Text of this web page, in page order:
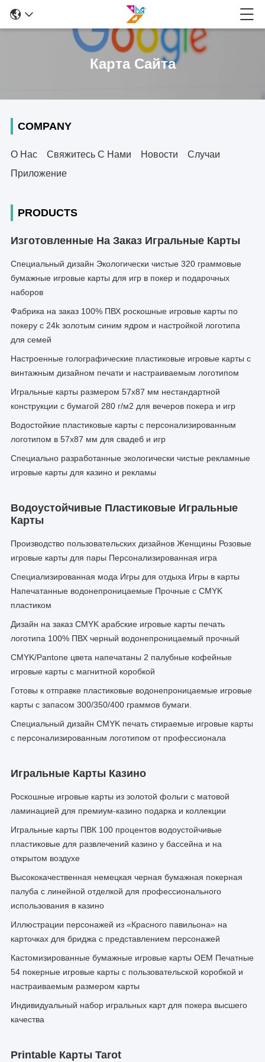
Карта Сайта
COMPANY
О Нас Свяжитесь С Нами Новости
Случаи
Приложение
PRODUCTS
Изготовленные На Заказ Игральные Карты
Специальный дизайн Экологически чистые 320 граммовые
бумажные игровые карты для игр в покер и подарочных
наборов
Фабрика на заказ 100% ПВХ роскошные игровые карты по
покеру с 24k золотым синим ядром и настройкой логотипа
для семей
Настроенные голографические пластиковые игровые карты с
винтажным дизайном печати и настраиваемым логотипом
Игральные карты размером 57x87 мм нестандартной
конструкции с бумагой 280 г/м2 для вечеров покера и игр
Водостойкие пластиковые карты с персонализированным
логотипом в 57x87 мм для свадеб и игр
Специально разработанные экологически чистые рекламные
игровые карты для казино и рекламы
Водоустойчивые Пластиковые Игральные
Карты
Производство пользовательских дизайнов Женщины Розовые
игровые карты для пары Персонализированная игра
Специализированная мода Игры для отдыха Игры в карты
Напечатанные водонепроницаемые Прочные с CMYK
пластиком
Дизайн на заказ CMYK арабские игровые карты печать
логотипа 100% ПВХ черный водонепроницаемый прочный
CMYK/Pantone цвета напечатаны 2 палубные кофейные
игровые карты с магнитной коробкой
Готовы к отправке пластиковые водонепроницаемые игровые
карты с запасом 300/350/400 граммов бумаги.
Специальный дизайн CMYK печать стираемые игровые карты
с персонализированным логотипом от профессионала
Игральные Карты Казино
Роскошные игровые карты из золотой фольги с матовой
ламинацией для премиум-казино подарка и коллекции
Игральные карты ПВК 100 процентов водоустойчивые
пластиковые для развлечений казино у бассейна и на
открытом воздухе
Высококачественная немецкая черная бумажная покерная
палуба с линейной отделкой для профессионального
использования в казино
Иллюстрации персонажей из «Красного павильона» на
карточках для бриджа с представлением персонажей
Кастомизированные бумажные игровые карты OEM Печатные
54 покерные игровые карты с пользовательской коробкой и
настраиваемым размером карты
Индивидуальный набор игральных карт для покера высшего
качества
Printable Карты Tarot